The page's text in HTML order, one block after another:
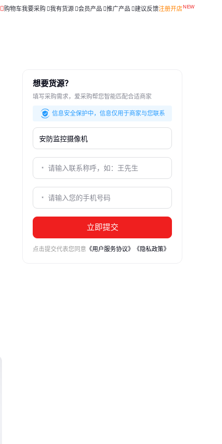
购物车我要采购 我有货源 会员产品 推广产品 建议反馈注册开店
想要货源？
填写采购需求，爱采购帮您智能匹配合适商家
信息安全保护中，信息仅用于商家与您联系
立即提交
点击提交代表您同意 《用户服务协议》 《隐私政策》